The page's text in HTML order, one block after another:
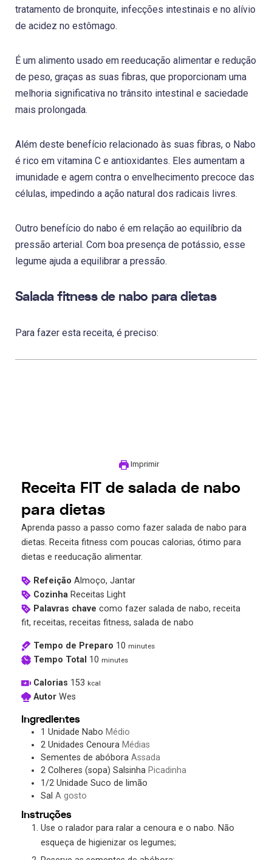
tratamento de bronquite, infecções intestinais e no alívio
de acidez no estômago.
É um alimento usado em reeducação alimentar e redução
de peso, graças as suas fibras, que proporcionam uma
melhoria significativa no trânsito intestinal e saciedade
mais prolongada.
Além deste benefício relacionado às suas fibras, o Nabo
é rico em vitamina C e antioxidantes. Eles aumentam a
imunidade e agem contra o envelhecimento precoce das
células, impedindo a ação natural dos radicais livres.
Outro benefício do nabo é em relação ao equilíbrio da
pressão arterial. Com boa presença de potássio, esse
legume ajuda a equilibrar a pressão.
Salada fitness de nabo para dietas
Para fazer esta receita, é preciso:
Imprimir
Receita FIT de salada de nabo
para dietas
Aprenda passo a passo como fazer salada de nabo para
dietas. Receita fitness com poucas calorias, ótimo para
dietas e reeducação alimentar.
Refeição Almoço, Jantar
Cozinha Receitas Light
Palavras chave como fazer salada de nabo, receita
fit, receitas, receitas fitness, salada de nabo
Tempo de Preparo 10 minutes
Tempo Total 10 minutes
Calorias 153 kcal
Autor Wes
Ingredientes
1 Unidade Nabo Médio
2 Unidades Cenoura Médias
Sementes de abóbora Assada
2 Colheres (sopa) Salsinha Picadinha
1/2 Unidade Suco de limão
Sal A gosto
Instruções
Use o ralador para ralar a cenoura e o nabo. Não
esqueça de higienizar os legumes;